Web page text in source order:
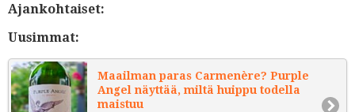
Ajankohtaiset:
Uusimmat:
Maailman paras Carmenère? Purple
Angel näyttää, miltä huippu todella
maistuu